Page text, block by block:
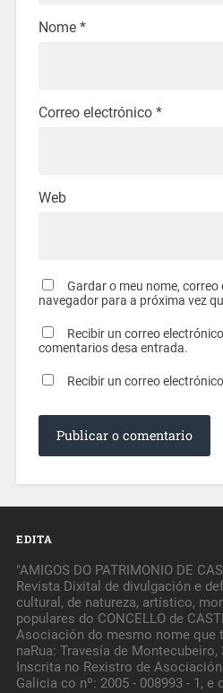
Nome *
Correo electrónico *
Web
Gardar o meu nome,
navegador para a próxima vez
Recibir un correo
comentarios desa entrada.
Recibir un correo
EDITA
"AMIGOS DO PATRIMONIO DE
Revista Dixital de divulgación e
cultural, de natureza, artístico,
populares do CONCELLO de
Asociación do mesmo nome que
naRua: Travesía de
Inscrita no Rexistro de
Galicia co nº: 2005 - 008993 - 1,